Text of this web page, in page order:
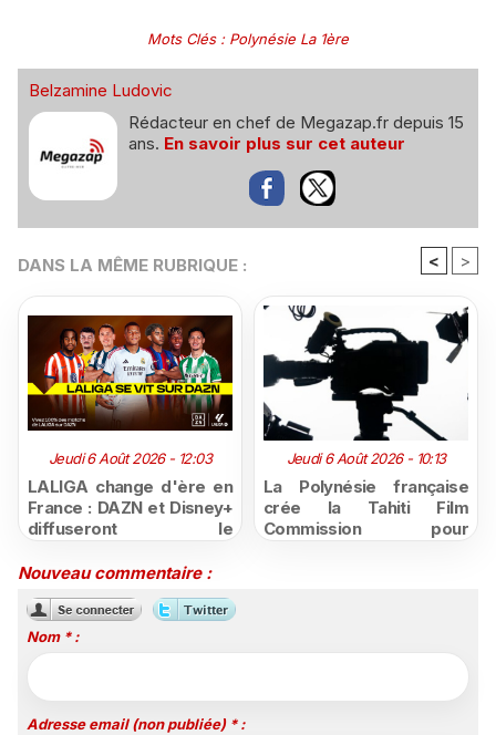
Mots Clés: Polynésie La 1ère
Belzamine Ludovic
Rédacteur en chef de Megazap.fr depuis 15
ans. En savoir plus sur cet auteur
DANS LA MÊME RUBRIQUE : < >
Jeudi 6 Août 2026 - 12:03
LALIGA change d'ère en
France : DAZN et Disney+
diffuseront le
jusqu'en 2029, un revers
Jeudi 6 Août 2026 - 10:13
La Polynésie française
crée la Tahiti Film
Commission pour
Nouveau commentaire :
Nom * :
Adresse email (non publiée) * :